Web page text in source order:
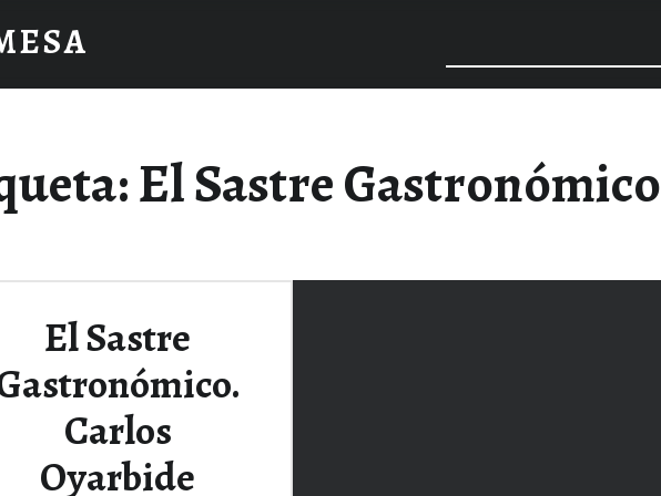
El Sastre Gastronómico
El Sastre
Carlos
Oyarbide